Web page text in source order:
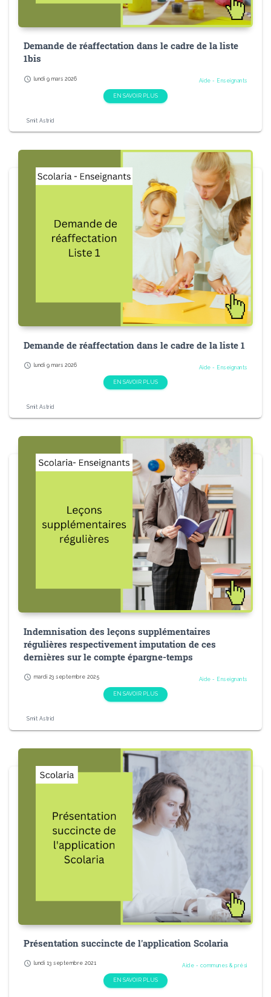
Demande de réaffectation dans le cadre de la liste
1bis
schedule lundi 9 mars 2026 Aide - Enseignants
EN SAVOIR PLUS
Smit Astrid
Demande de réaffectation dans le cadre de la liste 1
schedule lundi 9 mars 2026 Aide - Enseignants
EN SAVOIR PLUS
Smit Astrid
Indemnisation des leçons supplémentaires
régulières respectivement imputation de ces
dernières sur le compte épargne-temps
schedule mardi 23 septembre 2025 Aide - Enseignants
EN SAVOIR PLUS
Smit Astrid
Présentation succincte de l'application Scolaria
schedule lundi 13 septembre 2021 Aide - communes & prési
EN SAVOIR PLUS